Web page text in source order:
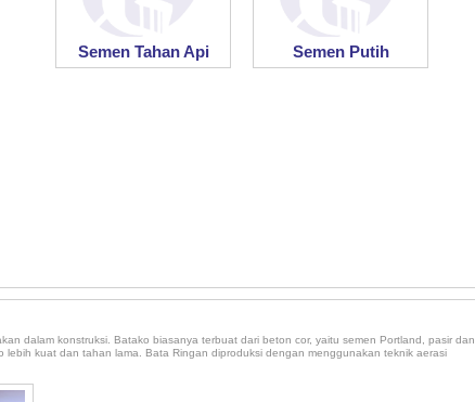
Semen Tahan Api Semen Putih
dalam konstruksi. Batako biasanya terbuat dari beton cor, yaitu semen Portland, pasir dan
kuat dan tahan lama. Bata Ringan diproduksi dengan menggunakan teknik aerasi